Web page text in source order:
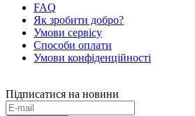
FAQ
Як зробити добро?
Умови сервісу
Способи оплати
Умови конфіденційності
Підписатися на новини